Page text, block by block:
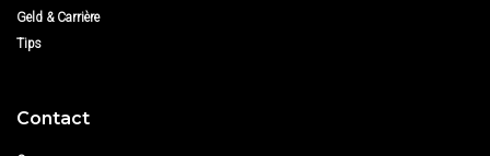
Geld & Carrière
Tips
Contact